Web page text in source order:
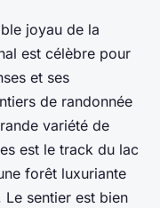
joyau de la
est célèbre pour
et ses
de randonnée
variété de
est le track du lac
forêt luxuriante
sentier est bien